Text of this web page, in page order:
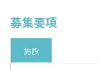
募集要項
施設